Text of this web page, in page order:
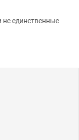
единственные